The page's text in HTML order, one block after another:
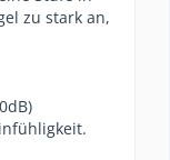
zu stark an,